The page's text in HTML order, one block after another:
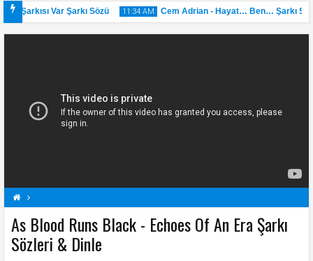
Şarkısı Var Şarkı Sözü 11:34 AM
31 2025
Cem Adrian - Hayat… Ben… Şarkı Sözü
A As Blood Runs Black Şarkı Sözleri
Echoes Of An Era Şarkı Sözleri
Şarkı Sözleri
As Blood Runs Black - Echoes Of An Era Şarkı
Sözleri & Dinle